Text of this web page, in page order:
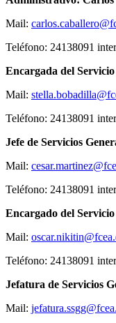
Mail:
Teléfono: 24138091
Encargada del
Mail:
Teléfono: 24138091
Jefe de Servicios
Mail:
Teléfono: 24138091
Encargado del
Mail:
Teléfono: 24138091
Jefatura de Servicios
Mail: